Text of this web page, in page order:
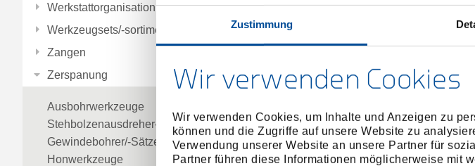
Zustimmung
Wir verwenden Cookies
Wir verwenden Cookies, um Inhalte und Anzeigen zu
können und die Zugriffe auf unsere Website zu
Verwendung unserer Website an unsere Partner für
Partner führen diese Informationen möglicherweise mit
Werkstattorganisation
Werkzeugsets/-sortimente
Zangen
Zerspanung
Ausbohrwerkzeuge
Stehbolzenausdreher-/Sätze
Gewindebohrer/-Sätze
Honwerkzeuge
0.5-Steigung
Preis auf Anfrage